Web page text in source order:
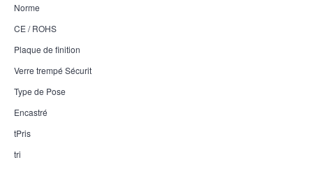
Norme
CE / ROHS
Plaque de finition
Verre trempé Sécurit
Type de Pose
Encastré
tPris
tri